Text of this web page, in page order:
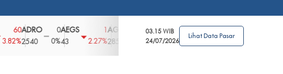
ADRO
2540
0
0%
AEGS
2.27% 2850
3.39%
AGRO
4
2.63%
AGRS
0%
03.15 WIB
24/07/2026
Lihat Data Pasar